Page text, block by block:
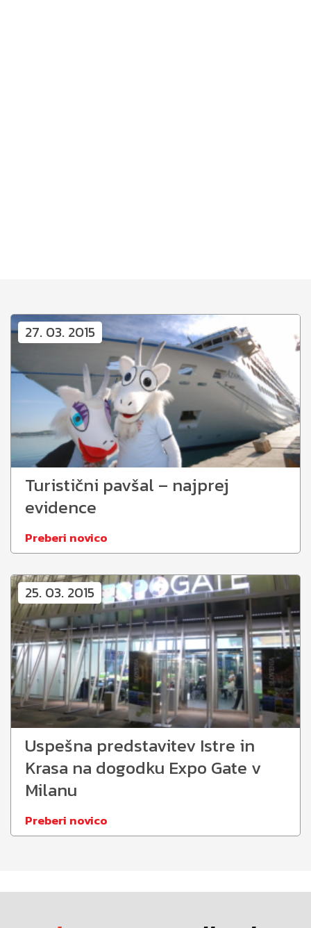
27. 03. 2015
Turistični pavšal – najprej
evidence
Preberi novico
25. 03. 2015
Uspešna predstavitev Istre in
Krasa na dogodku Expo Gate v
Milanu
Preberi novico